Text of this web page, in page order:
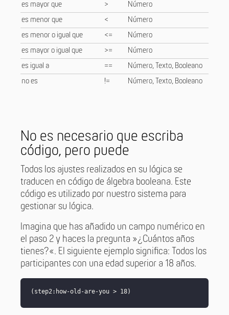
es mayor que
>
Número
es menor que
<
Número
es menor o igual que
<=
Número
es mayor o igual que
>=
Número
es igual a
==
Número, Texto, Booleano
no es
!= Número, Texto, Booleano
No es necesario que escriba
código, pero puede
Todos los ajustes realizados en su lógica se
traducen en código de álgebra booleana. Este
código es utilizado por nuestro sistema para
gestionar su lógica.
Imagina que has añadido un campo numérico en
el paso 2 y haces la pregunta »¿Cuántos años
tienes?«. El siguiente ejemplo significa: Todos los
participantes con una edad superior a 18 años.
(step2:how-old-are-you > 18)